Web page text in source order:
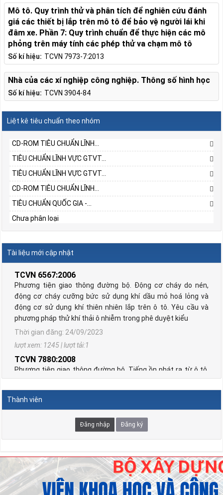
Số kí hiệu: TCVN 7973-7:2013
Mô tô. Quy trình thử và phân tích để nghiên cứu đánh
giá các thiết bị lắp trên mô tô để bảo vệ người lái khi
đâm xe. Phần 7: Quy trình chuẩn để thực hiện các mô
phỏng trên máy tính các phép thử va chạm mô tô
Số kí hiệu: TCVN 3904-84
Nhà của các xí nghiệp công nghiệp. Thông số hình học
Liệt kê tiêu chuẩn theo nhóm
CD-ROM TIÊU CHUẨN LĨNH...
TIÊU CHUẨN LĨNH VỰC GTVT...
TIÊU CHUẨN LĨNH VỰC GTVT...
CD-ROM TIÊU CHUẨN LĨNH...
TIÊU CHUẨN QUỐC GIA -...
Chưa phân loại
Tài liệu mới cập nhật
TCVN 6567:2006
Phương tiện giao thông đường bộ. Động cơ cháy do nén,
động cơ cháy cưỡng bức sử dụng khí dầu mỏ hoá lỏng và
động cơ sử dụng khí thiên nhiên lắp trên ô tô. Yêu cầu và
phương pháp thử khí thải ô nhiễm trong phê duyệt kiểu
Thời gian đăng: 24/09/2023
lượt xem: 1245 | lượt tải:1
TCVN 7880:2008
Phương tiện giao thông đường bộ. Tiếng ồn phát ra từ ô tô.
Yêu cầu và phương pháp thử trong phê duyệt kiểu
Phương tiện giao thông đường bộ. Ô tô khách cỡ nhỏ. Yêu
Thời gian đăng: 06/08/2026
lượt xem: 1298 | lượt tải:2
TCVN 6724:20001
Thành viên
Đăng nhập Đăng ký